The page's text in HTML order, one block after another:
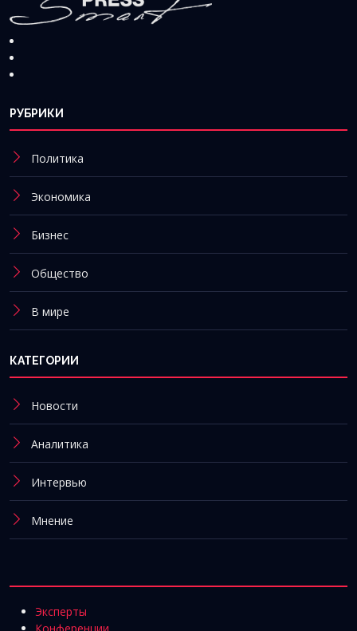
РУБРИКИ
Политика
Экономика
Бизнес
Общество
В мире
КАТЕГОРИИ
Новости
Аналитика
Интервью
Мнение
Эксперты